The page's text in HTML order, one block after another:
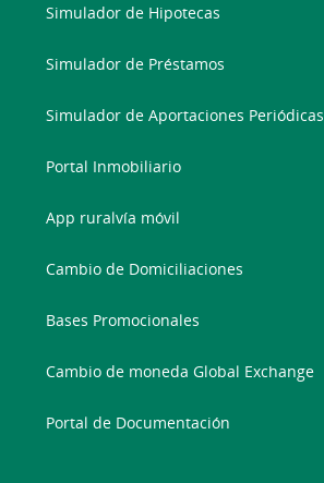
Simulador de Hipotecas
Simulador de Préstamos
Simulador de Aportaciones Periódicas
Portal Inmobiliario
App ruralvía móvil
Cambio de Domiciliaciones
Bases Promocionales
Cambio de moneda Global Exchange
Portal de Documentación